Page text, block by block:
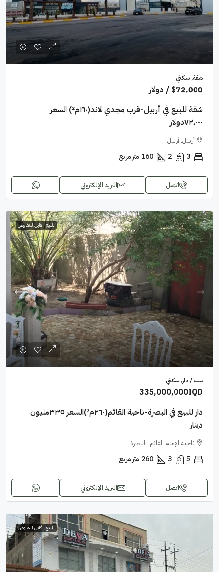
شقة, سكني
$72,000 / دولار
شقة للبيع في أربيل-قرب مجدي لاند(١٦٠م²) السعر
٧٢٬٠٠٠دولار
أربيل, أربيل
3
2
160 متر مربع
اتصل البريد الإلكتروني
للبيع قابل للتفاوض
بيت / دار, سكني
335,000,000IQD
دار للبيع في البصرة-ناحية القائم(٢٦٠م²)السعر ٣٣٥مليون
دينار
ناحية الإمام القائم, البصرة
5
3
260 متر مربع
اتصل البريد الإلكتروني
للبيع قابل للتفاوض